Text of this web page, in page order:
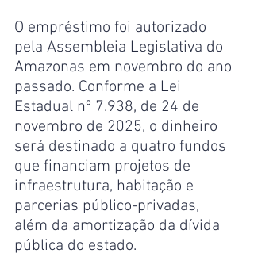
O empréstimo foi autorizado
pela Assembleia Legislativa do
Amazonas em novembro do ano
passado. Conforme a Lei
Estadual nº 7.938, de 24 de
novembro de 2025, o dinheiro
será destinado a quatro fundos
que financiam projetos de
infraestrutura, habitação e
parcerias público-privadas,
além da amortização da dívida
pública do estado.